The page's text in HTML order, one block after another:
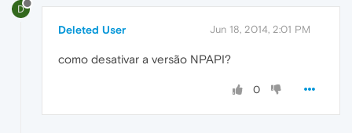
D
Deleted User Jun 18, 2014, 2:01 PM
como desativar a versão NPAPI?
0